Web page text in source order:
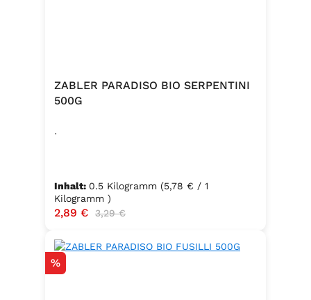
ZABLER PARADISO BIO SERPENTINI
500G
.
Inhalt: 0.5 Kilogramm (5,78 € / 1
Kilogramm )
Verkaufspreis:
2,89 € Regulärer Preis:
3,29 €
Rabatt
%